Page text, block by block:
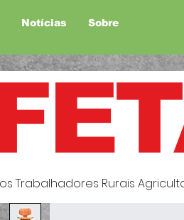
Notícias Sobre
Trabalhadores Rurais